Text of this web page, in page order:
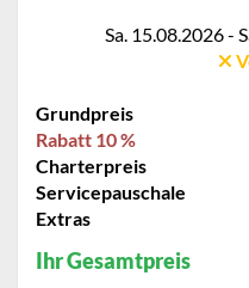
Sa. 15.08.2026 -
Grundpreis
Rabatt 10 %
Charterpreis
Servicepauschale
Extras
Ihr Gesamtpreis